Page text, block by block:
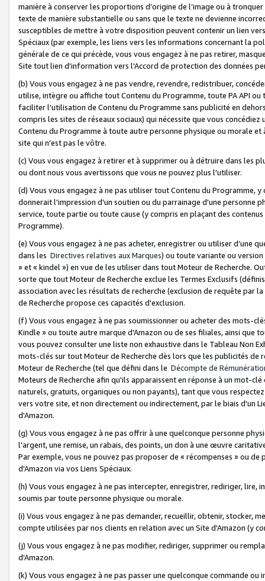
manière à conserver les proportions d’origine de l’image ou à
texte de manière substantielle ou sans que le texte ne devienne
susceptibles de mettre à votre disposition peuvent contenir un lien
Spéciaux (par exemple, les liens vers les informations concernant la
générale de ce qui précède, vous vous engagez à ne pas retirer,
Site tout lien d'information vers l'Accord de protection des données
(b) Vous vous engagez à ne pas vendre, revendre, redistribuer,
utilise, intègre ou affiche tout Contenu du Programme, toute PA API
faciliter l'utilisation de Contenu du Programme sans publicité en
compris les sites de réseaux sociaux) qui nécessite que vous
Contenu du Programme à toute autre personne physique ou morale
site qui n'est pas le vôtre.
(c) Vous vous engagez à retirer et à supprimer ou à détruire dans les
ou dont nous vous avertissons que vous ne pouvez plus l'utiliser.
(d) Vous vous engagez à ne pas utiliser tout Contenu du Programme,
donnerait l'impression d'un soutien ou du parrainage d'une personne
service, toute partie ou toute cause (y compris en plaçant des
Programme).
(e) Vous vous engagez à ne pas acheter, enregistrer ou utiliser d’une
dans les Directives relatives aux Marques) ou toute variante ou
» et « kindel ») en vue de les utiliser dans tout Moteur de Recherche.
sorte que tout Moteur de Recherche exclue les Termes Exclusifs
association avec les résultats de recherche (exclusion de requête
de Recherche propose ces capacités d'exclusion.
(f) Vous vous engagez à ne pas soumissionner ou acheter des mots-
Kindle » ou toute autre marque d'Amazon ou de ses filiales, ainsi que
vous pouvez consulter une liste non exhaustive dans le Tableau Non
mots-clés sur tout Moteur de Recherche dès lors que les publicités de
Moteur de Recherche (tel que défini dans le Décompte de
Moteurs de Recherche afin qu'ils apparaissent en réponse à un mot-
naturels, gratuits, organiques ou non payants), tant que vous
vers votre site, et non directement ou indirectement, par le biais d'un
d'Amazon.
(g) Vous vous engagez à ne pas offrir à une quelconque personne
l'argent, une remise, un rabais, des points, un don à une œuvre
Par exemple, vous ne pouvez pas proposer de « récompenses » ou
d'Amazon via vos Liens Spéciaux.
(h) Vous vous engagez à ne pas intercepter, enregistrer, rediriger,
soumis par toute personne physique ou morale.
(i) Vous vous engagez à ne pas demander, recueillir, obtenir, stocker,
compte utilisées par nos clients en relation avec un Site d'Amazon (y
(j) Vous vous engagez à ne pas modifier, rediriger, supprimer ou
d'Amazon.
(k) Vous vous engagez à ne pas passer une quelconque commande